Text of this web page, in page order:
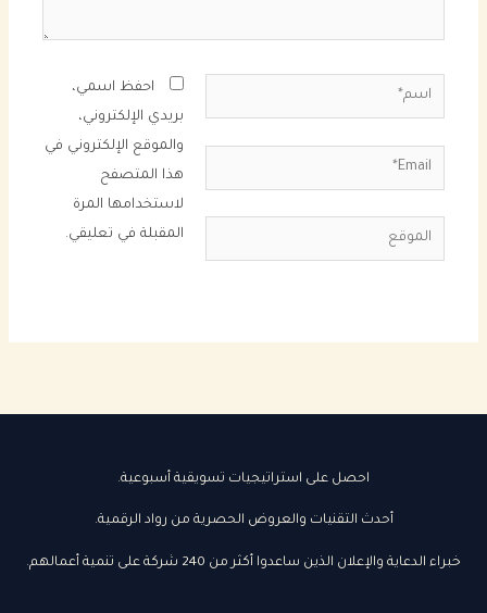
اسم*
Email*
الموقع
احفظ اسمي،
بريدي الإلكتروني،
والموقع الإلكتروني في
هذا المتصفح
لاستخدامها المرة
المقبلة في تعليقي.
احصل على استراتيجيات تسويقية أسبوعية.
أحدث التقنيات والعروض الحصرية من رواد الرقمية.
خبراء الدعاية والإعلان الذين ساعدوا أكثر من 240 شركة على تنمية أعمالهم.